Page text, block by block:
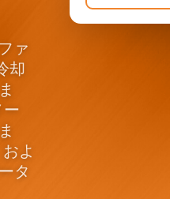
ァ
却
ー
よ
タ